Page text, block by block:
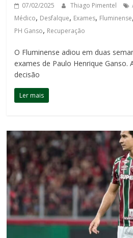
07/02/2025 Thiago Pimentel
Médico, Desfalque, Exames, Fluminense,
PH Ganso, Recuperação
O Fluminense adiou em duas
exames de Paulo Henrique Ganso.
decisão
Ler mais